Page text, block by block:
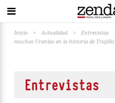
Inicio > Actualidad > Entrevistas
muchas Uranias en la historia de
Entrevistas